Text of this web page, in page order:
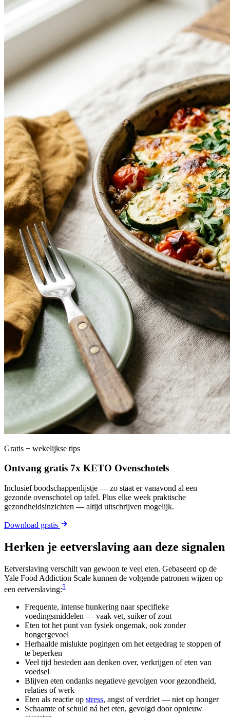
Gratis + wekelijkse tips
Ontvang gratis 7x KETO Ovenschotels
Inclusief boodschappenlijstje — zo staat er vanavond al een
gezonde ovenschotel op tafel. Plus elke week praktische
gezondheidsinzichten — altijd uitschrijven mogelijk.
Download gratis
Herken je eetverslaving aan deze signalen
Eetverslaving verschilt van gewoon te veel eten. Gebaseerd op de
Yale Food Addiction Scale kunnen de volgende patronen wijzen op
een eetverslaving:5
Frequente, intense hunkering naar specifieke
voedingsmiddelen — vaak vet, suiker of zout
Eten tot het punt van fysiek ongemak, ook zonder
hongergevoel
Herhaalde mislukte pogingen om het eetgedrag te stoppen of
te beperken
Veel tijd besteden aan denken over, verkrijgen of eten van
voedsel
Blijven eten ondanks negatieve gevolgen voor gezondheid,
relaties of werk
Eten als reactie op stress, angst of verdriet — niet op honger
Schaamte of schuld ná het eten, gevolgd door opnieuw